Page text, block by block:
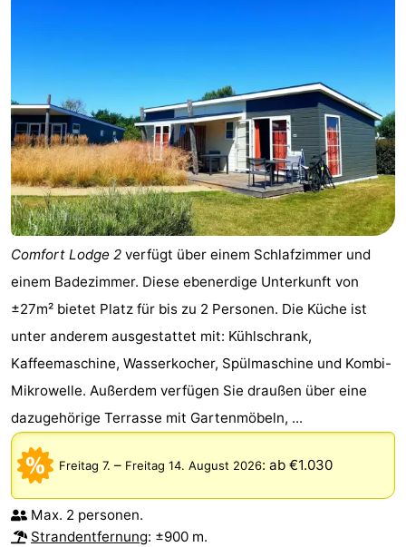
Comfort Lodge 2 verfügt über einem Schlafzimmer und
einem Badezimmer. Diese ebenerdige Unterkunft von
±27m² bietet Platz für bis zu 2 Personen. Die Küche ist
unter anderem ausgestattet mit: Kühlschrank,
Kaffeemaschine, Wasserkocher, Spülmaschine und Kombi-
Mikrowelle. Außerdem verfügen Sie draußen über eine
dazugehörige Terrasse mit Gartenmöbeln, ...
Freitag 7. – Freitag 14. August 2026: ab €1.030
Max. 2 personen.
Strandentfernung: ±900 m.